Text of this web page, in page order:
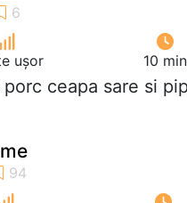
ușor 10 min
ceapa sare si